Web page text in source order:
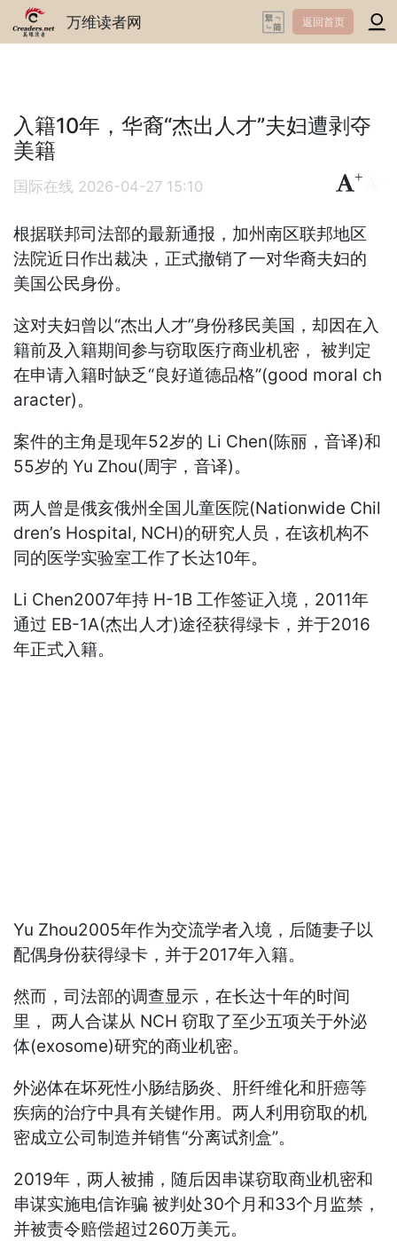
万维读者网 返回首页
入籍10年，华裔“杰出人才”夫妇遭剥夺
美籍
国际在线 2026-04-27 15:10
+
根据联邦司法部的最新通报，加州南区联邦地区
法院近日作出裁决，正式撤销了一对华裔夫妇的
美国公民身份。
这对夫妇曾以“杰出人才”身份移民美国，却因在入
籍前及入籍期间参与窃取医疗商业机密， 被判定
在申请入籍时缺乏“良好道德品格”(good moral ch
aracter)。
案件的主角是现年52岁的 Li Chen(陈丽，音译)和
55岁的 Yu Zhou(周宇，音译)。
两人曾是俄亥俄州全国儿童医院(Nationwide Chil
dren’s Hospital, NCH)的研究人员，在该机构不
同的医学实验室工作了长达10年。
Li Chen2007年持 H-1B 工作签证入境，2011年
通过 EB-1A(杰出人才)途径获得绿卡，并于2016
年正式入籍。
Yu Zhou2005年作为交流学者入境，后随妻子以
配偶身份获得绿卡，并于2017年入籍。
然而，司法部的调查显示，在长达十年的时间
里， 两人合谋从 NCH 窃取了至少五项关于外泌
体(exosome)研究的商业机密。
外泌体在坏死性小肠结肠炎、肝纤维化和肝癌等
疾病的治疗中具有关键作用。两人利用窃取的机
密成立公司制造并销售“分离试剂盒”。
2019年，两人被捕，随后因串谋窃取商业机密和
串谋实施电信诈骗 被判处30个月和33个月监禁，
并被责令赔偿超过260万美元。